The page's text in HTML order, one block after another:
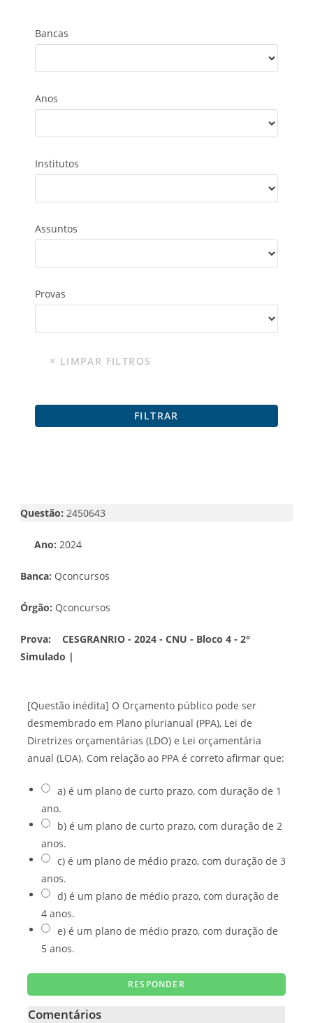
Bancas
Anos
Institutos
Assuntos
Provas
Questão: 2450643
Ano: 2024
Banca: Qconcursos
Órgão: Qconcursos
Prova:
CESGRANRIO - 2024 - CNU - Bloco 4 - 2°
Simulado |
[Questão inédita] O Orçamento público pode ser
desmembrado em Plano plurianual (PPA), Lei de
Diretrizes orçamentárias (LDO) e Lei orçamentária
anual (LOA). Com relação ao PPA é correto afirmar que:
a) é um plano de curto prazo, com duração de 1
ano.
b) é um plano de curto prazo, com duração de 2
anos.
c) é um plano de médio prazo, com duração de 3
anos.
d) é um plano de médio prazo, com duração de
4 anos.
e) é um plano de médio prazo, com duração de
5 anos.
Comentários